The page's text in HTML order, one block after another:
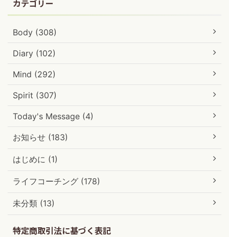
カテゴリー
Body (308)
Diary (102)
Mind (292)
Spirit (307)
Today's Message (4)
お知らせ (183)
はじめに (1)
ライフコーチング (178)
未分類 (13)
特定商取引法に基づく表記